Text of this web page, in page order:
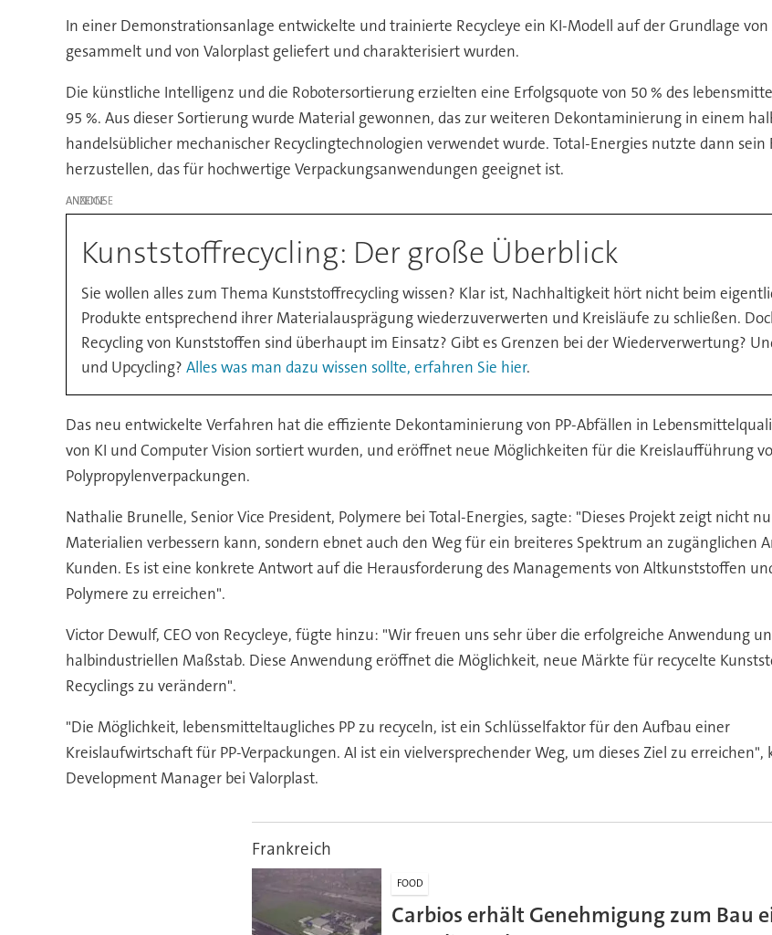
In einer Demonstrationsanlage entwickelte und trainierte Recycleye ein KI-Modell auf der Grundlage
gesammelt und von Valorplast geliefert und charakterisiert wurden.
Die künstliche Intelligenz und die Robotersortierung erzielten eine Erfolgsquote von 50 % des
95 %. Aus dieser Sortierung wurde Material gewonnen, das zur weiteren Dekontaminierung in einem
handelsüblicher mechanischer Recyclingtechnologien verwendet wurde. Total-Energies nutzte dann sein
herzustellen, das für hochwertige Verpackungsanwendungen geeignet ist.
ANZEIGE
Kunststoffrecycling: Der große Überblick
Sie wollen alles zum Thema Kunststoffrecycling wissen? Klar ist, Nachhaltigkeit hört nicht beim
Produkte entsprechend ihrer Materialausprägung wiederzuverwerten und Kreisläufe zu schließen.
Recycling von Kunststoffen sind überhaupt im Einsatz? Gibt es Grenzen bei der Wiederverwertung?
und Upcycling? Alles was man dazu wissen sollte, erfahren Sie hier.
Das neu entwickelte Verfahren hat die effiziente Dekontaminierung von PP-Abfällen in
von KI und Computer Vision sortiert wurden, und eröffnet neue Möglichkeiten für die Kreislaufführung
Polypropylenverpackungen.
Nathalie Brunelle, Senior Vice President, Polymere bei Total-Energies, sagte: "Dieses Projekt zeigt nicht
Materialien verbessern kann, sondern ebnet auch den Weg für ein breiteres Spektrum an zugänglichen
Kunden. Es ist eine konkrete Antwort auf die Herausforderung des Managements von Altkunststoffen
Polymere zu erreichen".
Victor Dewulf, CEO von Recycleye, fügte hinzu: "Wir freuen uns sehr über die erfolgreiche Anwendung
halbindustriellen Maßstab. Diese Anwendung eröffnet die Möglichkeit, neue Märkte für recycelte
Recyclings zu verändern".
"Die Möglichkeit, lebensmitteltaugliches PP zu recyceln, ist ein Schlüsselfaktor für den Aufbau einer
Kreislaufwirtschaft für PP-Verpackungen. AI ist ein vielversprechender Weg, um dieses Ziel zu
Development Manager bei Valorplast.
Frankreich
FOOD
Carbios erhält Genehmigung zum Bau